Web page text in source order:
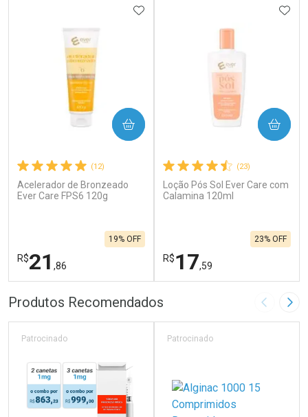
(12)
Acelerador de Bronzeado
Ever Care FPS6 120g
R$21 ,86
19% OFF
ADICIONAR AOS FAVORITOS
COMPRAR
FECHAR
Laboratório
FECHAR
Por Menos
(23)
Loção Pós Sol Ever Care com
Calamina 120ml
R$17,59
23% OFF
COMPRAR
Laboratório
Por Menos
Produtos Recomendados Imagem
Patrocinado Patrocinado